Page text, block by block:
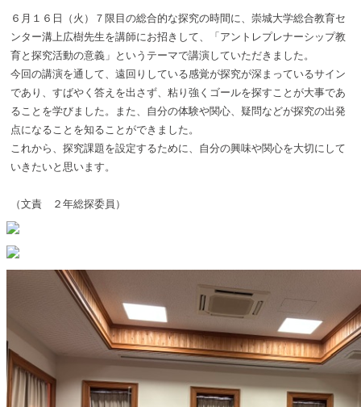
６月１６日（火）７限目の総合的な探究の時間に、崇城大学総合教育セ
ンター溝上広樹先生を講師にお招きして、「アントレプレナーシップ教
育と探究活動の意義」というテーマで講演していただきました。
今回の講演を通して、遠回りしている感覚が探究が深まっているサイン
であり、すばやく答えを出さず、粘り強くゴールを探すことが大事であ
ることを学びました。また、自分の体験や関心、疑問などが探究の出発
点になることを知ることができました。
これから、探究課題を設定するために、自分の興味や関心を大切にして
いきたいと思います。
（文責 ２年総探委員）